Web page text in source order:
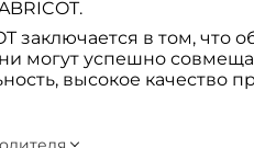
заключается в том, что
могут успешно
высокое качество